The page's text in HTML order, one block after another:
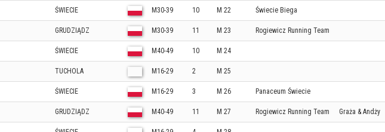
ŚWIECIE M30-39 10 M 22 Świecie Biega
GRUDZIĄDZ M30-39 11 M 23 Rogiewicz Running Team
ŚWIECIE M40-49 10 M 24
TUCHOLA M16-29 2 M 25
ŚWIECIE M16-29 3 M 26 Panaceum Świecie
GRUDZIĄDZ M40-49 11 M 27 Rogiewicz Running Team Graża & Andży